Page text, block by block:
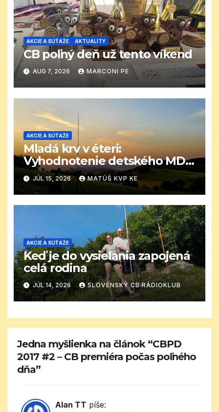
AKCIE A SÚŤAŽE AKTUALITY
CB poľný deň už tento víkend
AUG 7, 2026 MARCONI PE
AKCIE A SÚŤAŽE
Mladá krv v éteri:
Vyhodnotenie detského MDD
CB závodu
JÚL 15, 2026 MATÚŠ KVP KE
AKCIE A SÚŤAŽE
Keď je do vysielania zapojená
celá rodina
JÚL 14, 2026 SLOVENSKÝ CB RÁDIOKLUB
Jedna myšlienka na článok “CBPD
2017 #2 – CB premiéra počas poľného
dňa”
Alan TT píše: